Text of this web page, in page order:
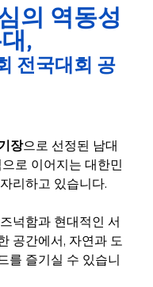
의 역동성
,
전국대회 공
장으로 선정된 남대
로 이어지는 대한민
리하고 있습니다.
넉함과 현대적인 서
공간에서, 자연과 도
를 즐기실 수 있습니